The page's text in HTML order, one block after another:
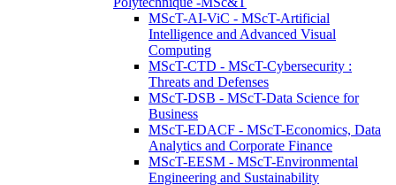
MScT-AI-ViC - MScT-Artificial
Intelligence and Advanced Visual
Computing
MScT-CTD - MScT-Cybersecurity :
Threats and Defenses
MScT-DSB - MScT-Data Science for
Business
MScT-EDACF - MScT-Economics, Data
Analytics and Corporate Finance
MScT-EESM - MScT-Environmental
Engineering and Sustainability